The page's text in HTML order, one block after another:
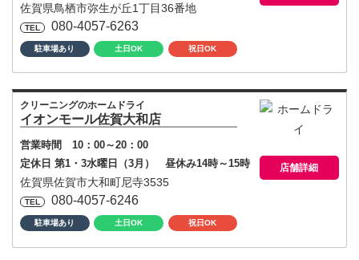
佐賀県鳥栖市弥生が丘1丁目36番地
080-4057-6263
駐車場あり 土日OK 祝日OK
クリーニングのホームドライ
イオンモール佐賀大和店
営業時間 10：00～20：00
定休日 第1・3水曜日（3月） 昼休み14時～15時
佐賀県佐賀市大和町尼寺3535
080-4057-6246
駐車場あり 土日OK 祝日OK
店舗詳細